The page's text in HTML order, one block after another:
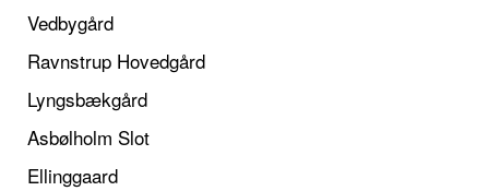
Vedbygård
Ravnstrup Hovedgård
Lyngsbækgård
Asbølholm Slot
Ellinggaard